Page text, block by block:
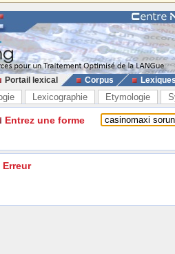
Portail lexical Corpus
Lexicographie Etymologie
Entrez une forme
Erreur